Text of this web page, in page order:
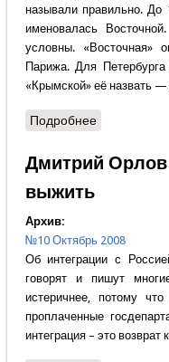
называли правильно. До
именовалась
условны. «Восточная»
Парижа. Для
«Крымской» её назвать —
Подробнеео Сергей
Дмитрий Орлов
выжить
Архив:
№10 Октябрь 2008
Об интеграции с
говорят и пишут
истеричнее, потому что
проплаченные
интеграция – это